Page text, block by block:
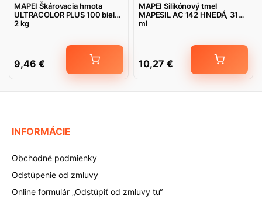
MAPEI Škárovacia hmota
ULTRACOLOR PLUS 100 biela,
2 kg
9,46 €
MAPEI Silikónový tmel
MAPESIL AC 142 HNEDÁ, 310
ml
10,27 €
INFORMÁCIE
Obchodné podmienky
Odstúpenie od zmluvy
Online formulár „Odstúpiť od zmluvy tu“